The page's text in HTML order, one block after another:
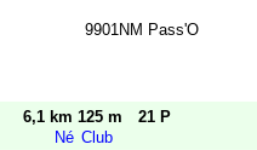
9901NM Pass'O
6,1 km 125 m
21 P
Né Club